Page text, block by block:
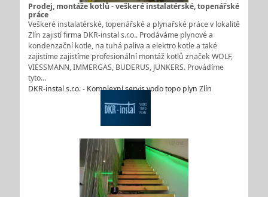
Prodej, montáže kotlů - veškeré instalatérské, topenářské
práce
Veškeré instalatérské, topenářské a plynařské práce v lokalitě
Zlín zajistí firma DKR-instal s.r.o.. Prodáváme plynové a
kondenzační kotle, na tuhá paliva a elektro kotle a také
zajistíme zajistíme profesionální montáž kotlů značek WOLF,
VIESSMANN, IMMERGAS, BUDERUS, JUNKERS. Provádíme
tyto…
DKR-instal s.r.o. - Komplexní servis vodo topo plyn Zlín